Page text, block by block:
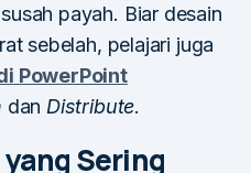
payah. Biar desain
sebelah, pelajari juga
PowerPoint
dan Distribute.
Sering